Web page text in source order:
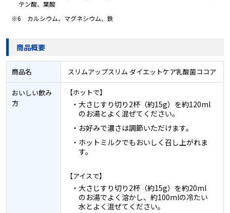
テン酸、葉酸
※6 カルシウム、マグネシウム、鉄
商品概要
商品名 スリムアップスリム ダイエットケア乳酸菌ココア
おいしい飲み
方
【ホットで】
・大さじすり切り2杯（約15g）を約120ml
のお湯とよく混ぜてください。
・お好みで濃さは調節いただけます。
・ホットミルクでもおいしく召し上がれま
す。
【アイスで】
・大さじすり切り2杯（約15g）を約20ml
のお湯でよく溶かし、約100mlの冷たい
水とよく混ぜてください。